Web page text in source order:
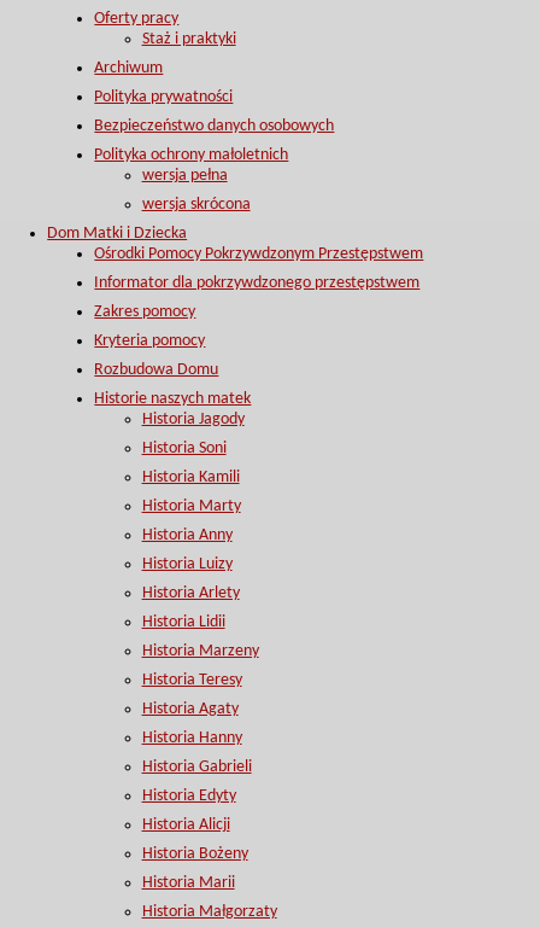
Oferty pracy
Staż i praktyki
Archiwum
Polityka prywatności
Bezpieczeństwo danych osobowych
Polityka ochrony małoletnich
wersja pełna
wersja skrócona
Dom Matki i Dziecka
Ośrodki Pomocy Pokrzywdzonym Przestępstwem
Informator dla pokrzywdzonego przestępstwem
Zakres pomocy
Kryteria pomocy
Rozbudowa Domu
Historie naszych matek
Historia Jagody
Historia Soni
Historia Kamili
Historia Marty
Historia Anny
Historia Luizy
Historia Arlety
Historia Lidii
Historia Marzeny
Historia Teresy
Historia Agaty
Historia Hanny
Historia Gabrieli
Historia Edyty
Historia Alicji
Historia Bożeny
Historia Marii
Historia Małgorzaty